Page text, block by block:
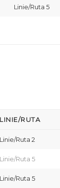
Linie/Ruta 5
LINIE/RUTA
Linie/Ruta 2
Linie/Ruta 5
Linie/Ruta 5